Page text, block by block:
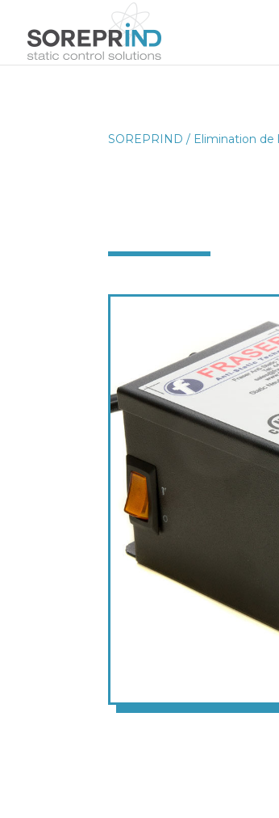
SOREPRIND / Elimination